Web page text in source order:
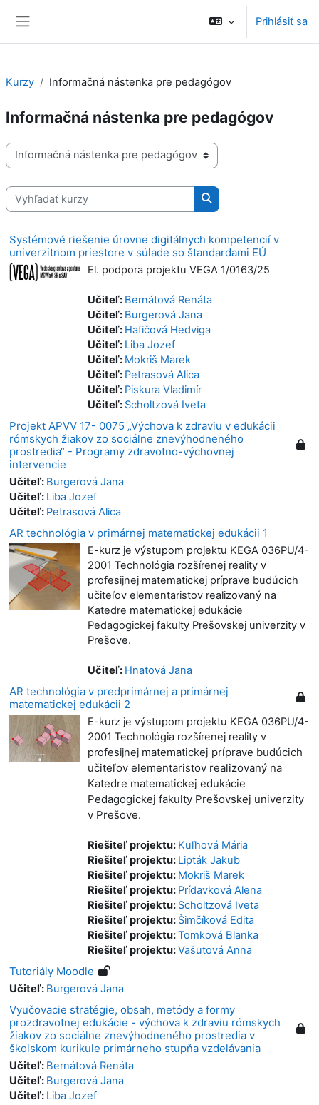
Prihlásiť sa
Kurzy Informačná nástenka pre pedagógov
Informačná nástenka pre pedagógov
Kategórie kurzov
Vyhľadať kurzy
Vyhľadať kurzy
Systémové riešenie úrovne digitálnych kompetencií v
univerzitnom priestore v súlade so štandardami EÚ
El. podpora projektu VEGA 1/0163/25
Učiteľ: Bernátová Renáta
Učiteľ: Burgerová Jana
Učiteľ: Hafičová Hedviga
Učiteľ: Liba Jozef
Učiteľ: Mokriš Marek
Učiteľ: Petrasová Alica
Učiteľ: Piskura Vladimír
Učiteľ: Scholtzová Iveta
Projekt APVV 17- 0075 „Výchova k zdraviu v edukácii
rómskych žiakov zo sociálne znevýhodneného
prostredia“ - Programy zdravotno-výchovnej
intervencie
Učiteľ: Burgerová Jana
Učiteľ: Liba Jozef
Učiteľ: Petrasová Alica
AR technológia v primárnej matematickej edukácii 1
E-kurz je výstupom projektu KEGA 036PU/4-
2001 Technológia rozšírenej reality v
profesijnej matematickej príprave budúcich
učiteľov elementaristov realizovaný na
Katedre matematickej edukácie
Pedagogickej fakulty Prešovskej univerzity v
Prešove.
Učiteľ: Hnatová Jana
AR technológia v predprimárnej a primárnej
matematickej edukácii 2
E-kurz je výstupom projektu KEGA 036PU/4-
2001 Technológia rozšírenej reality v
profesijnej matematickej príprave budúcich
učiteľov elementaristov realizovaný na
Katedre matematickej edukácie
Pedagogickej fakulty Prešovskej univerzity
v Prešove.
Riešiteľ projektu: Kuľhová Mária
Riešiteľ projektu: Lipták Jakub
Riešiteľ projektu: Mokriš Marek
Riešiteľ projektu: Prídavková Alena
Riešiteľ projektu: Scholtzová Iveta
Riešiteľ projektu: Šimčíková Edita
Riešiteľ projektu:Tomková Blanka
Riešiteľ projektu:Vašutová Anna
Tutoriály Moodle
Učiteľ: Burgerová Jana
Vyučovacie stratégie, obsah, metódy a formy
prozdravotnej edukácie - výchova k zdraviu rómskych
žiakov zo sociálne znevýhodneného prostredia v
školskom kurikule primárneho stupňa vzdelávania
Učiteľ: Bernátová Renáta
Učiteľ: Burgerová Jana
Učiteľ: Liba Jozef